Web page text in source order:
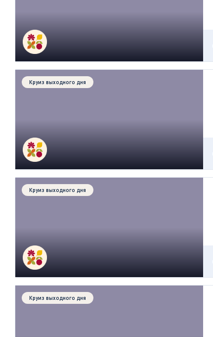
Круиз выходного дня
Круиз выходного дня
Круиз выходного дня